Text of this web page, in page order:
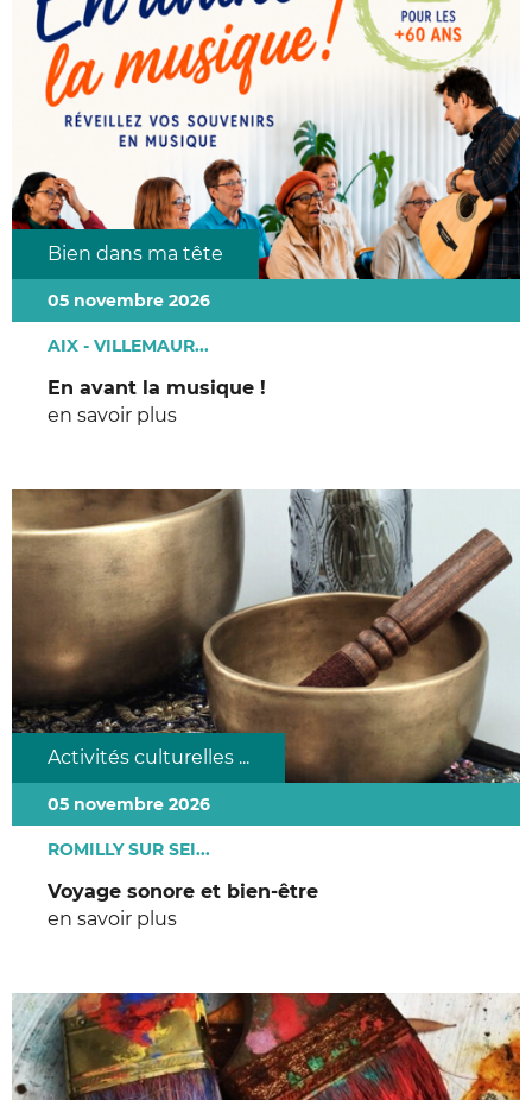
Bien dans ma tête
05 novembre 2026
AIX - VILLEMAUR...
En avant la musique !
en savoir plus
Activités culturelles ...
05 novembre 2026
ROMILLY SUR SEI...
Voyage sonore et bien-être
en savoir plus